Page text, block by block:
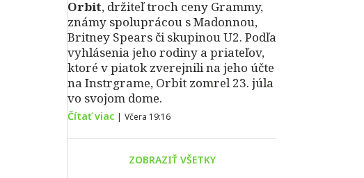
Orbit, držiteľ troch ceny Grammy,
známy spoluprácou s Madonnou,
Britney Spears či skupinou U2. Podľa
vyhlásenia jeho rodiny a priateľov,
ktoré v piatok zverejnili na jeho účte
na Instrgrame, Orbit zomrel 23. júla
vo svojom dome.
Čítať viac | Včera 19:16
ZOBRAZIŤ VŠETKY